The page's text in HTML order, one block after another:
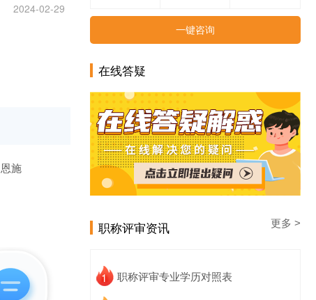
一键咨询
在线答疑
职称评审资讯 更多 >
1 职称评审专业学历对照表
2024-02-29
恩施